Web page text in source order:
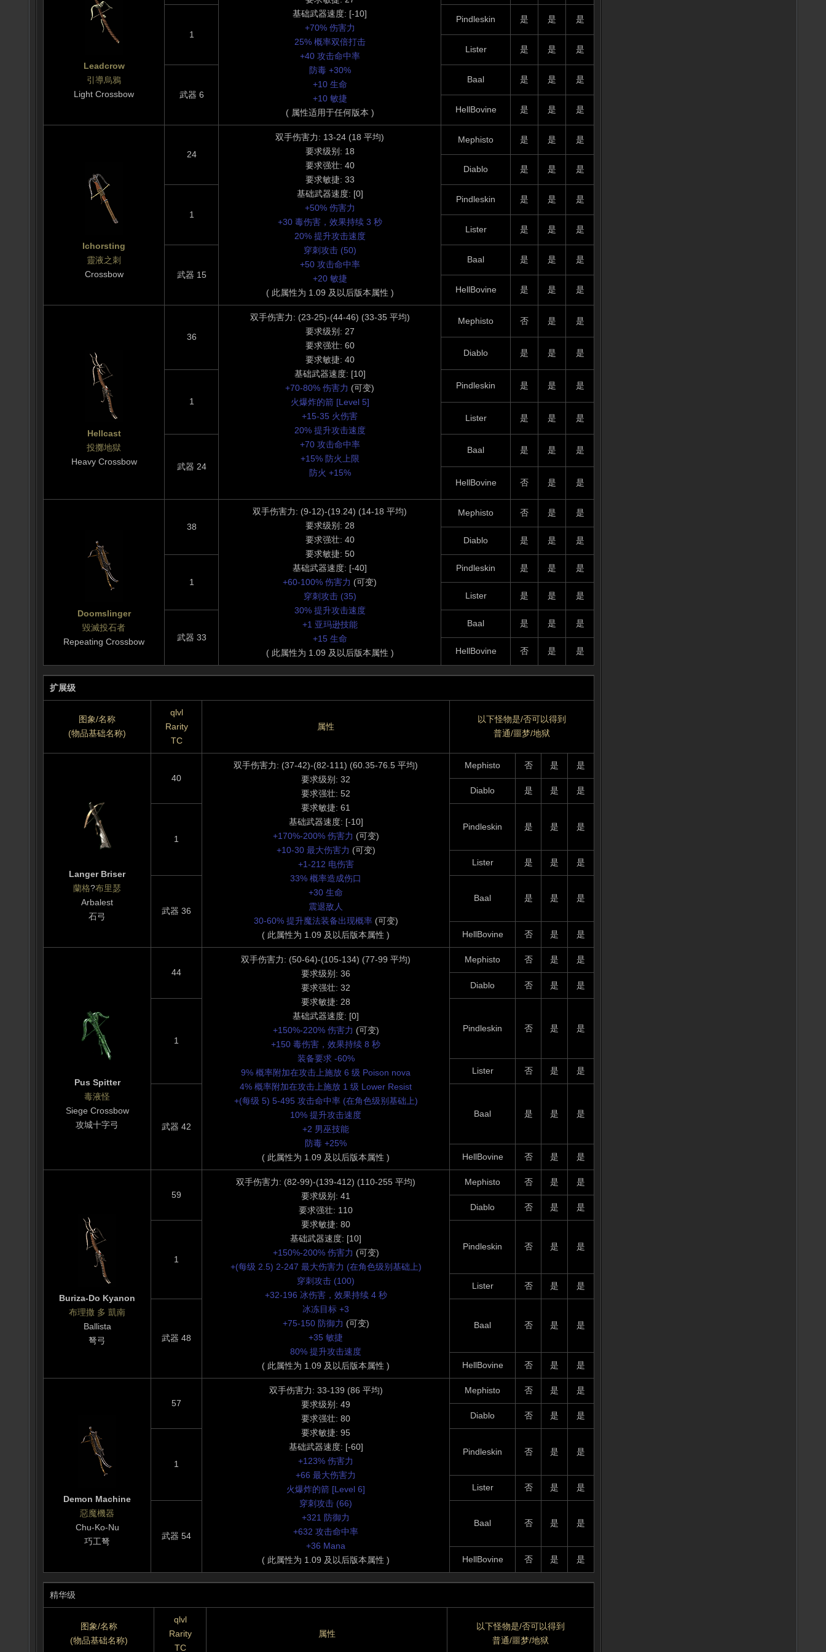
Leadcrow
引導烏鴉
Light Crossbow
基础武器速度: [-10]
+70% 伤害力
25% 概率双倍打击
+40 攻击命中率
防毒 +30%
+10 生命
+10 敏捷
( 属性适用于任何版本 )
1
Pindleskin 是 是 是
Lister 是 是 是
武器 6
Baal 是 是 是
HellBovine 是 是 是
Ichorsting
靈液之刺
Crossbow
24
双手伤害力: 13-24 (18 平均)
要求级别: 18
要求强壮: 40
要求敏捷: 33
基础武器速度: [0]
+50% 伤害力
+30 毒伤害，效果持续 3 秒
20% 提升攻击速度
穿刺攻击 (50)
+50 攻击命中率
+20 敏捷
( 此属性为 1.09 及以后版本属性 )
Mephisto 是 是 是
Diablo 是 是 是
1
Pindleskin 是 是 是
Lister 是 是 是
武器 15
Baal 是 是 是
HellBovine 是 是 是
Hellcast
投擲地獄
Heavy Crossbow
36
双手伤害力: (23-25)-(44-46) (33-35 平均)
要求级别: 27
要求强壮: 60
要求敏捷: 40
基础武器速度: [10]
+70-80% 伤害力 (可变)
火爆炸的箭 [Level 5]
+15-35 火伤害
20% 提升攻击速度
+70 攻击命中率
+15% 防火上限
防火 +15%
Mephisto 否 是 是
Diablo 是 是 是
1
Pindleskin 是 是 是
Lister 是 是 是
武器 24
Baal 是 是 是
HellBovine 否 是 是
Doomslinger
毀滅投石者
Repeating Crossbow
38
双手伤害力: (9-12)-(19.24) (14-18 平均)
要求级别: 28
要求强壮: 40
要求敏捷: 50
基础武器速度: [-40]
+60-100% 伤害力 (可变)
穿刺攻击 (35)
30% 提升攻击速度
+1 亚玛逊技能
+15 生命
( 此属性为 1.09 及以后版本属性 )
Mephisto 否 是 是
Diablo 是 是 是
1
Pindleskin 是 是 是
Lister 是 是 是
武器 33
Baal 是 是 是
HellBovine 否 是 是
扩展级
图象/名称
(物品基础名称)
qlvl
Rarity
TC
属性
以下怪物是/否可以得到
普通/噩梦/地狱
Langer Briser
蘭格?布里瑟
Arbalest
石弓
40
双手伤害力: (37-42)-(82-111) (60.35-76.5 平均)
要求级别: 32
要求强壮: 52
要求敏捷: 61
基础武器速度: [-10]
+170%-200% 伤害力 (可变)
+10-30 最大伤害力 (可变)
+1-212 电伤害
33% 概率造成伤口
+30 生命
震退敌人
30-60% 提升魔法装备出现概率 (可变)
( 此属性为 1.09 及以后版本属性 )
Mephisto 否 是 是
Diablo 是 是 是
1
Pindleskin 是 是 是
Lister 是 是 是
武器 36
Baal 是 是 是
HellBovine 否 是 是
Pus Spitter
毒液怪
Siege Crossbow
攻城十字弓
44
双手伤害力: (50-64)-(105-134) (77-99 平均)
要求级别: 36
要求强壮: 32
要求敏捷: 28
基础武器速度: [0]
+150%-220% 伤害力 (可变)
+150 毒伤害，效果持续 8 秒
装备要求 -60%
9% 概率附加在攻击上施放 6 级 Poison nova
4% 概率附加在攻击上施放 1 级 Lower Resist
+(每级 5) 5-495 攻击命中率 (在角色级别基础上)
10% 提升攻击速度
+2 男巫技能
防毒 +25%
( 此属性为 1.09 及以后版本属性 )
Mephisto 否 是 是
Diablo 否 是 是
1
Pindleskin 否 是 是
Lister 否 是 是
武器 42
Baal 是 是 是
HellBovine 否 是 是
Buriza-Do Kyanon
布理撒 多 凱南
Ballista
弩弓
59
双手伤害力: (82-99)-(139-412) (110-255 平均)
要求级别: 41
要求强壮: 110
要求敏捷: 80
基础武器速度: [10]
+150%-200% 伤害力 (可变)
+(每级 2.5) 2-247 最大伤害力 (在角色级别基础上)
穿刺攻击 (100)
+32-196 冰伤害，效果持续 4 秒
冰冻目标 +3
+75-150 防御力 (可变)
+35 敏捷
80% 提升攻击速度
( 此属性为 1.09 及以后版本属性 )
Mephisto 否 是 是
Diablo 否 是 是
1
Pindleskin 否 是 是
Lister 否 是 是
武器 48
Baal 否 是 是
HellBovine 否 是 是
Demon Machine
惡魔機器
Chu-Ko-Nu
巧工弩
57
双手伤害力: 33-139 (86 平均)
要求级别: 49
要求强壮: 80
要求敏捷: 95
基础武器速度: [-60]
+123% 伤害力
+66 最大伤害力
火爆炸的箭 [Level 6]
穿刺攻击 (66)
+321 防御力
+632 攻击命中率
+36 Mana
( 此属性为 1.09 及以后版本属性 )
Mephisto 否 是 是
Diablo 否 是 是
1
Pindleskin 否 是 是
Lister 否 是 是
武器 54
Baal 否 是 是
HellBovine 否 是 是
精华级
图象/名称
(物品基础名称)
qlvl
Rarity
TC
属性
以下怪物是/否可以得到
普通/噩梦/地狱